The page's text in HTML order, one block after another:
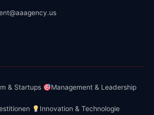
& Startups Management & Leadership
Innovation & Technologie